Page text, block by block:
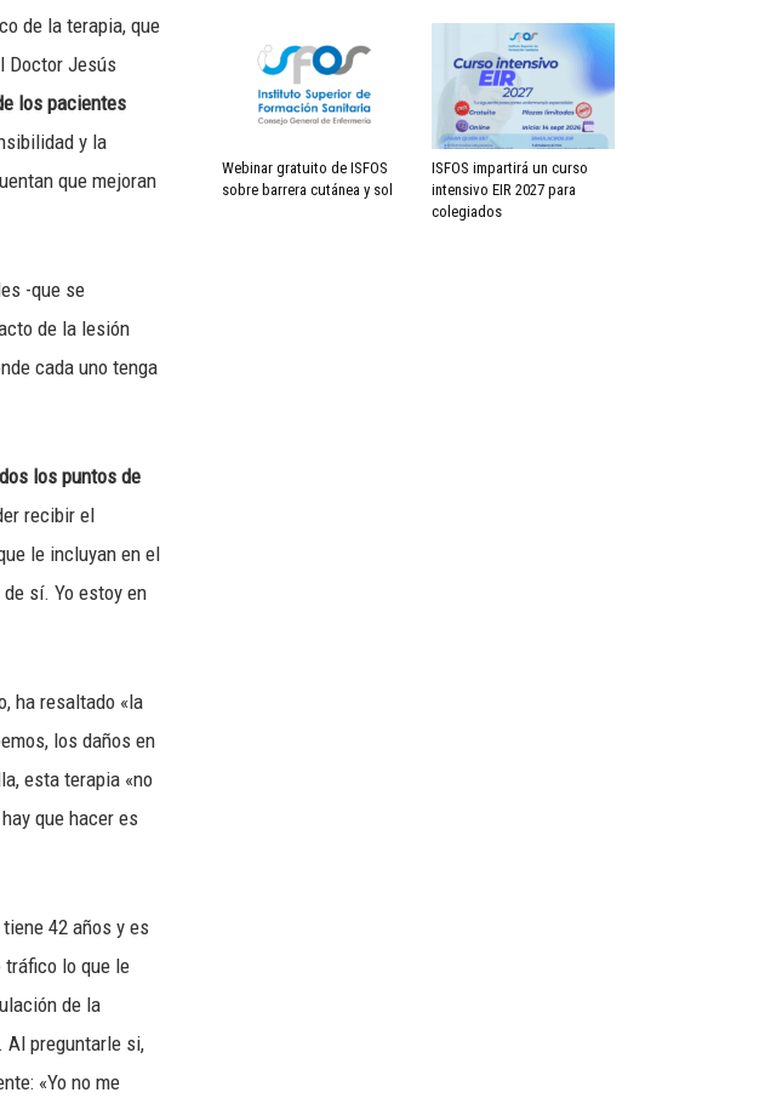
de la terapia, que
Doctor Jesús
los pacientes
y la
que mejoran
-que se
de la lesión
cada uno tenga
los puntos de
recibir el
le incluyan en el
sí. Yo estoy en
ha resaltado «la
los daños en
esta terapia «no
que hacer es
42 años y es
tráfico lo que le
de la
Al preguntarle si,
«Yo no me
Webinar gratuito de ISFOS
sobre barrera cutánea y sol
ISFOS impartirá un curso
intensivo EIR 2027 para
colegiados